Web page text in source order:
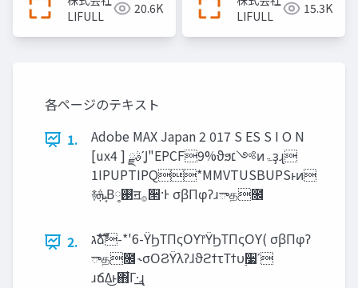
『LIFULL HOME'S』を
支え続けるエンジニア
LIFULL
20.6K
LIFULL
15.3K
各ページのテキスト
1.
Adobe MAX Japan 2 017 S ES S I O N
[ux4 ] ࣄྫʹֶͿ"EPCF9%ϑϧ‫༻׆‬ͷ‫ۃ‬ҙɻ
1IPUPTIPQ*MMVTUSBUPSͱͷ
࿈‫͔ܞ‬Β࢓༷ॻ࡞੒·Ͱ σβΠφʔɹాத೜
2.
‫ࣜג‬ձࣾ-*'6-ΫϦΤΠςΟϒ෦ΫϦΤΠςΟϒ( σβΠφʔ
ాத೜ ˞σΟϨΫλʔɺϑϩϯτΤϯυ࣮૷ʹ
ɹճΔ͜ͱ΋͋Γ·͢ɻ